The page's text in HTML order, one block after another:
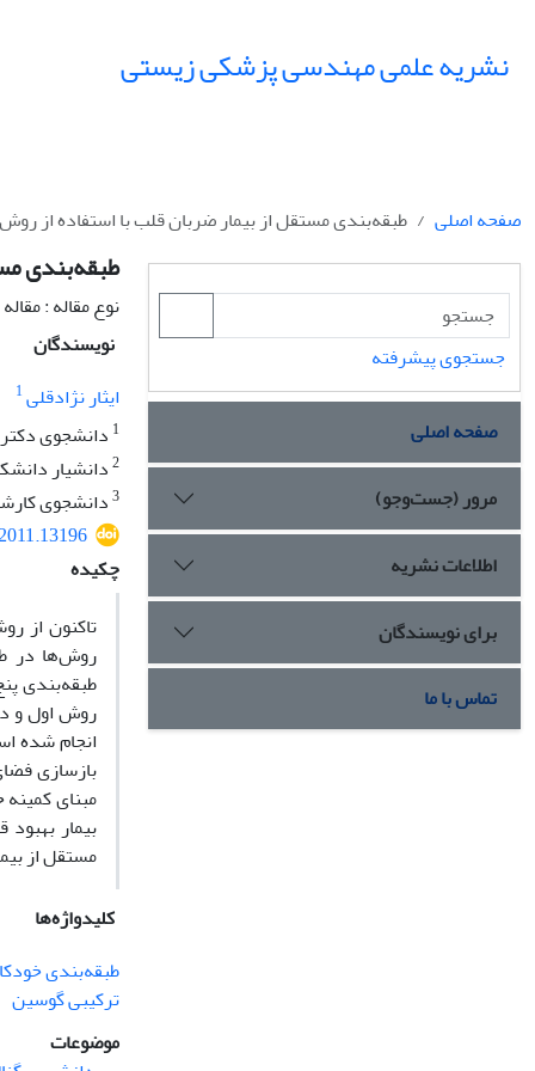
نشریه علمی مهندسی پزشکی زیستی
صفحه اصلی طبقه‌بندی مستقل از بیمار ضربان قلب با استفاده از
طبقه‌بندی
نوع مقاله :
نویسندگان
ایثار نژادقلی1
1 دانشجوی
2دانشیار
3دانشجوی
چکیده
تاکنون از
روش‌ها در
روش اول و
انجام شده
بازسازی
مبنای
مستقل از
کلیدواژه‌ها
طبقه‌بندی
ترکیبی گوسین
موضوعات
جستجوی پیشرفته
صفحه اصلی
مرور (جست‌وجو)
اطلاعات نشریه
برای نویسندگان
تماس با ما